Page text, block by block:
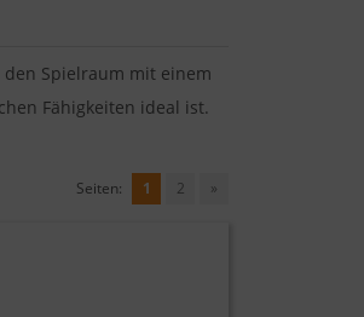
Spielraum mit einem
Fähigkeiten ideal ist.
Seiten: 1 2 »